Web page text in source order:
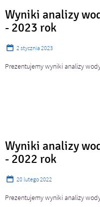
Wyniki analizy
- 2023 rok
2stycznia 2023
Prezentujemy wyniki analizy
Wyniki analizy
- 2022 rok
20 lutego2022
Prezentujemy wyniki analizy